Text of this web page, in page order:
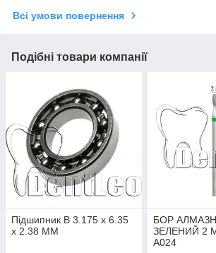
Всі умови повернення
Подібні товари компанії
Підшипник В 3.175 х 6.35
х 2.38 ММ
БОР
ЗЕЛЕНИЙ 2
А024